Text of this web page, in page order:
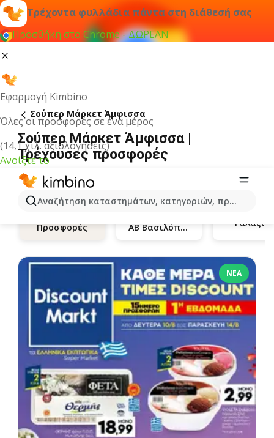
Τρέχοντα φυλλάδια πάντα στη διάθεσή σας
Προσθήκη στο Chrome - ΔΩΡΕΑΝ
Εφαρμογή Kimbino
Όλες οι προσφορές σε ένα μέρος
(14,1 χιλ. αξιολογήσεις)
Ανοίξτε το
Αναζήτηση καταστημάτων, κατηγοριών, προϊόντων...
Σούπερ Μάρκετ Άμφισσα
Σούπερ Μάρκετ Άμφισσα |
Τρέχουσες προσφορές
Προσφορές ΑΒ Βασιλόπουλος
ΝΈΑ